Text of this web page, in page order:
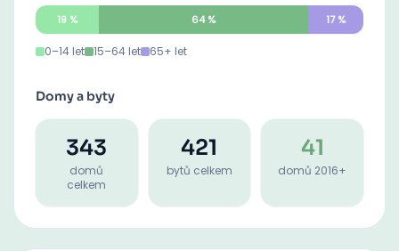
19 % 64% 17%
0–14 let 15–64 let 65+ let
Domy a byty
343
domů
celkem
421
bytů celkem
41
domů 2016+